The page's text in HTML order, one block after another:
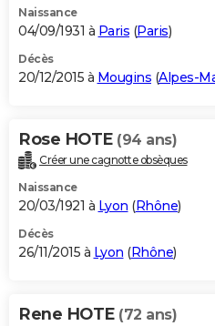
Naissance
04/09/1931 à Paris (Paris)
Décès
20/12/2015 à Mougins (Alpes-
Rose HOTE (94 ans)
Créer une cagnotte obsèques
Naissance
20/03/1921 à Lyon (Rhône)
Décès
26/11/2015 à Lyon (Rhône)
Rene HOTE (72 ans)